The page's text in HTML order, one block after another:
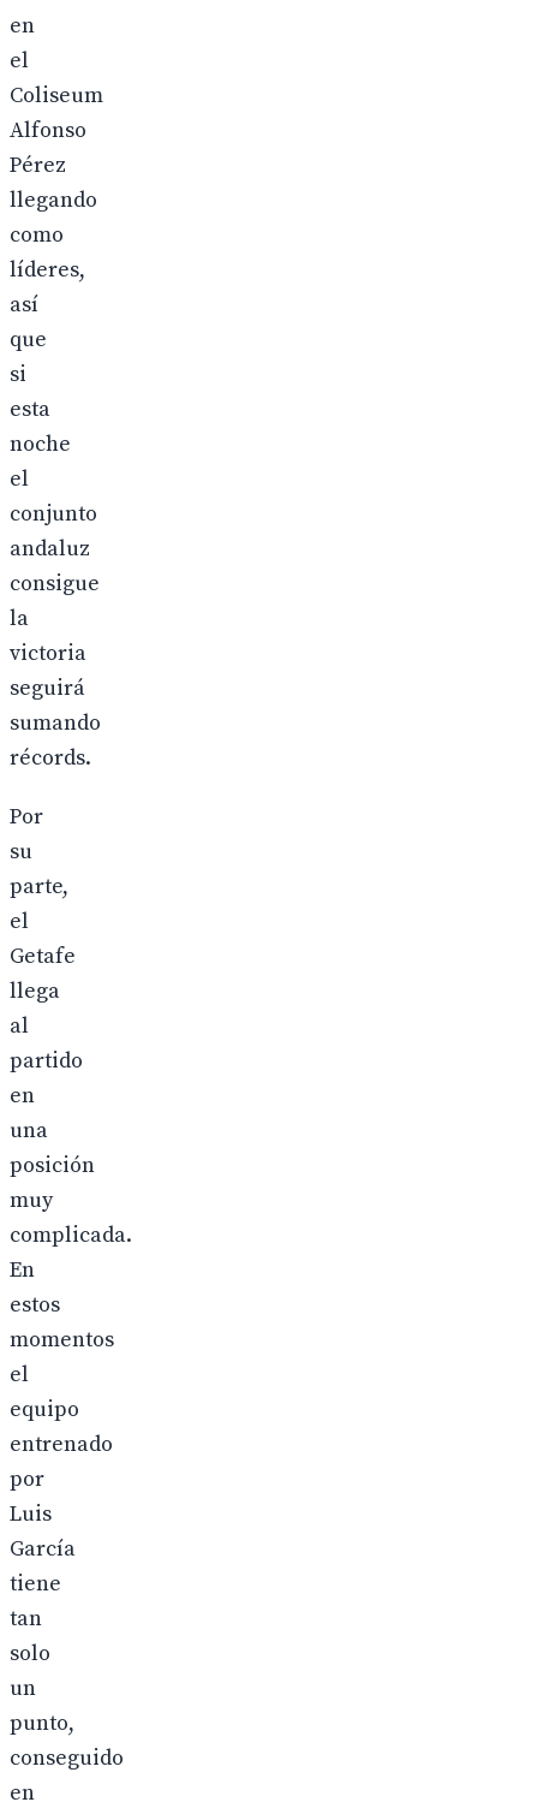
en
el
Coliseum
Alfonso
Pérez
llegando
como
líderes,
así
que
si
esta
noche
el
conjunto
andaluz
consigue
la
victoria
seguirá
sumando
récords.
Por
su
parte,
el
Getafe
llega
al
partido
en
una
posición
muy
complicada.
En
estos
momentos
el
equipo
entrenado
por
Luis
García
tiene
tan
solo
un
punto,
conseguido
en